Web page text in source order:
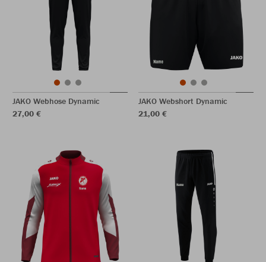
JAKO Webhose Dynamic
27,00 €
JAKO Webshort Dynamic
21,00 €